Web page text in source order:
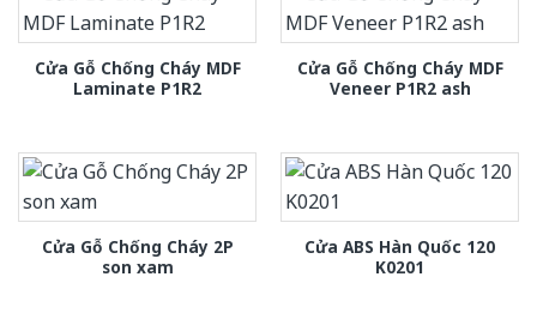
Cửa Gỗ Chống Cháy MDF
Laminate P1R2
Cửa Gỗ Chống Cháy MDF
Veneer P1R2 ash
Cửa Gỗ Chống Cháy 2P
son xam
Cửa ABS Hàn Quốc 120
K0201